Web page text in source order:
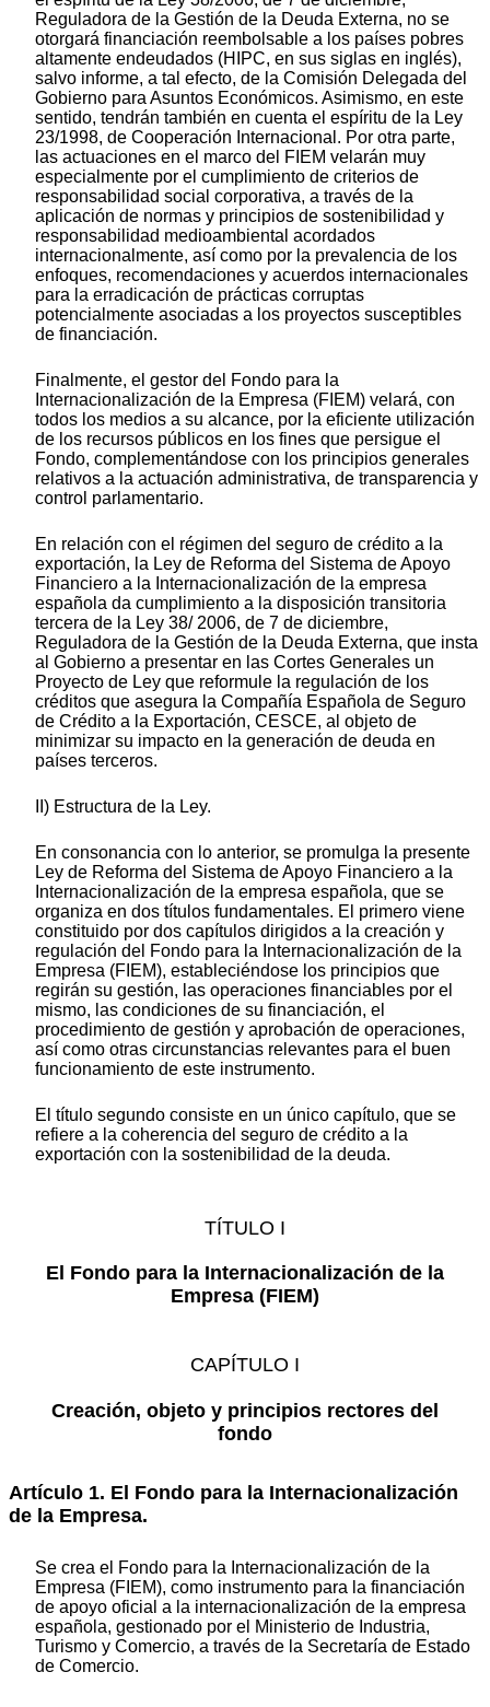
Reguladora de la Gestión de la Deuda Externa, no se
otorgará financiación reembolsable a los países pobres
altamente endeudados (HIPC, en sus siglas en inglés),
salvo informe, a tal efecto, de la Comisión Delegada del
Gobierno para Asuntos Económicos. Asimismo, en este
sentido, tendrán también en cuenta el espíritu de la Ley
23/1998, de Cooperación Internacional. Por otra parte,
las actuaciones en el marco del FIEM velarán muy
especialmente por el cumplimiento de criterios de
responsabilidad social corporativa, a través de la
aplicación de normas y principios de sostenibilidad y
responsabilidad medioambiental acordados
internacionalmente, así como por la prevalencia de los
enfoques, recomendaciones y acuerdos internacionales
para la erradicación de prácticas corruptas
potencialmente asociadas a los proyectos susceptibles
de financiación.
Finalmente, el gestor del Fondo para la
Internacionalización de la Empresa (FIEM) velará, con
todos los medios a su alcance, por la eficiente utilización
de los recursos públicos en los fines que persigue el
Fondo, complementándose con los principios generales
relativos a la actuación administrativa, de transparencia y
control parlamentario.
En relación con el régimen del seguro de crédito a la
exportación, la Ley de Reforma del Sistema de Apoyo
Financiero a la Internacionalización de la empresa
española da cumplimiento a la disposición transitoria
tercera de la Ley 38/ 2006, de 7 de diciembre,
Reguladora de la Gestión de la Deuda Externa, que insta
al Gobierno a presentar en las Cortes Generales un
Proyecto de Ley que reformule la regulación de los
créditos que asegura la Compañía Española de Seguro
de Crédito a la Exportación, CESCE, al objeto de
minimizar su impacto en la generación de deuda en
países terceros.
II) Estructura de la Ley.
En consonancia con lo anterior, se promulga la presente
Ley de Reforma del Sistema de Apoyo Financiero a la
Internacionalización de la empresa española, que se
organiza en dos títulos fundamentales. El primero viene
constituido por dos capítulos dirigidos a la creación y
regulación del Fondo para la Internacionalización de la
Empresa (FIEM), estableciéndose los principios que
regirán su gestión, las operaciones financiables por el
mismo, las condiciones de su financiación, el
procedimiento de gestión y aprobación de operaciones,
así como otras circunstancias relevantes para el buen
funcionamiento de este instrumento.
El título segundo consiste en un único capítulo, que se
refiere a la coherencia del seguro de crédito a la
exportación con la sostenibilidad de la deuda.
TÍTULO I
El Fondo para la Internacionalización de la
Empresa (FIEM)
CAPÍTULO I
Creación, objeto y principios rectores del
fondo
Artículo 1. El Fondo para la Internacionalización
de la Empresa.
Se crea el Fondo para la Internacionalización de la
Empresa (FIEM), como instrumento para la financiación
de apoyo oficial a la internacionalización de la empresa
española, gestionado por el Ministerio de Industria,
Turismo y Comercio, a través de la Secretaría de Estado
de Comercio.